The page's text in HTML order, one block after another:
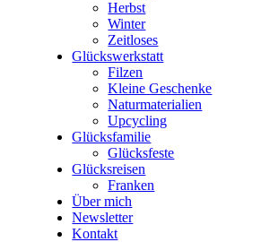
Herbst
Winter
Zeitloses
Glückswerkstatt
Filzen
Kleine Geschenke
Naturmaterialien
Upcycling
Glücksfamilie
Glücksfeste
Glücksreisen
Franken
Über mich
Newsletter
Kontakt